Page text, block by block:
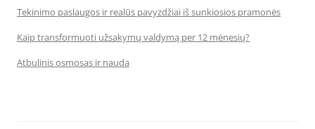
Tekinimo paslaugos ir realūs pavyzdžiai iš sunkiosios pramonės
Kaip transformuoti užsakymų valdymą per 12 mėnesių?
Atbulinis osmosas ir nauda